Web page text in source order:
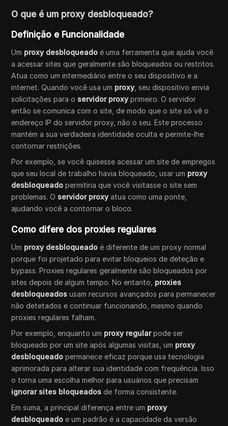
O que é um proxy desbloqueado?
Definição e Funcionalidade
Um proxy desbloqueado é uma ferramenta que ajuda você
a acessar sites que geralmente são bloqueados ou restritos.
Atua como um intermediário entre o seu dispositivo e a
internet. Quando você usa um proxy, seu dispositivo envia
solicitações para o servidor proxyprimeiro. O servidor
então se comunica com o site, de modo que o site só vê o
endereço IP do servidor proxy, não o seu. Este processo
mantém a sua verdadeira identidade oculta e permite-lhe
contornar restrições.
Por exemplo, se você quisesse acessar um site de empregos
que seu local de trabalho havia bloqueado, usar um proxy
desbloqueado permitiria que você visitasse o site sem
problemas. O servidor proxyatua como uma ponte,
ajudando você a contornar o bloco.
Como difere dos proxies regulares
Um proxy desbloqueado é diferente de um proxy normal
porque foi projetado para evitar bloqueios de deteção e
bypass. Proxies regulares geralmente são bloqueados por
sites depois de algum tempo. No entanto, proxies
desbloqueados usam recursos avançados para permanecer
não detetados e continuar funcionando, mesmo quando
proxies regulares falham.
Por exemplo, enquanto um proxy regularpode ser
bloqueado por um site após algumas visitas, um proxy
desbloqueado permanece eficaz porque usa tecnologia
aprimorada para alterar sua identidade com frequência. Isso
o torna uma escolha melhor para usuários que precisam
ignorar sites bloqueados de forma consistente.
Em suma, a principal diferença entre um proxy
desbloqueado e um padrão é a capacidade da versão